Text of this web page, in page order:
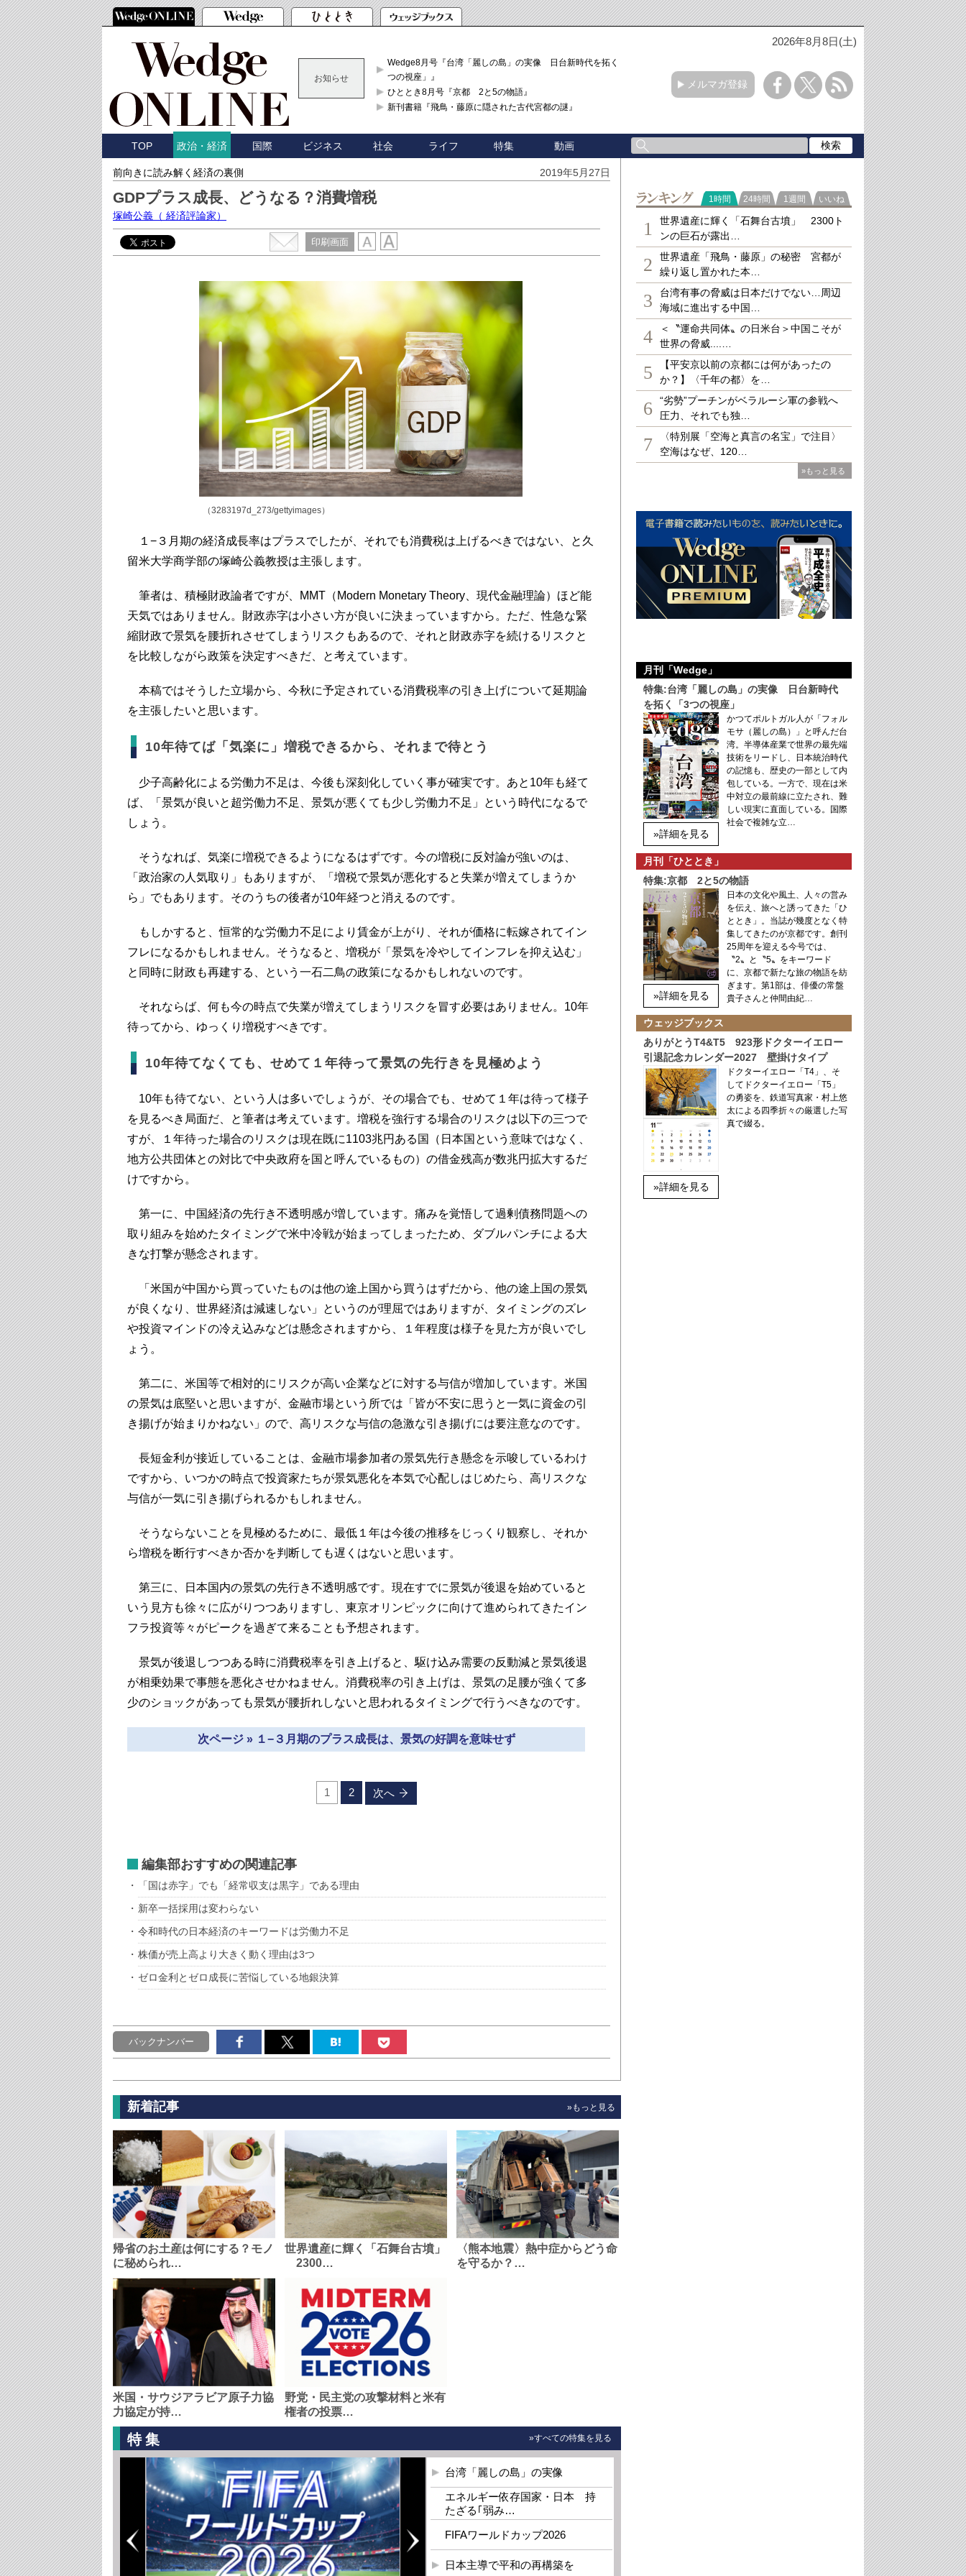
2026年8月8日(土)
お知らせ
Wedge8月号『台湾「麗しの島」の実像 日台新時代を拓く「3
つの視座」』
ひととき8月号『京都 2と5の物語』
新刊書籍『飛鳥・藤原に隠された古代宮都の謎』
メルマガ登録
TOP 政治・経済 国際 ビジネス 社会 ライフ 特集 動画
前向きに読み解く経済の裏側 2019年5月27日
GDPプラス成長、どうなる？消費増税
塚崎公義 （ 経済評論家）
印刷画面
（3283197d_273/gettyimages）
１−３月期の経済成長率はプラスでしたが、それでも消費税は上げるべきではない、と久
留米大学商学部の塚崎公義教授は主張します。
筆者は、積極財政論者ですが、MMT（Modern Monetary Theory、現代金融理論）ほど能
天気ではありません。財政赤字は小さい方が良いに決まっていますから。ただ、性急な緊
縮財政で景気を腰折れさせてしまうリスクもあるので、それと財政赤字を続けるリスクと
を比較しながら政策を決定すべきだ、と考えています。
本稿ではそうした立場から、今秋に予定されている消費税率の引き上げについて延期論
を主張したいと思います。
10年待てば「気楽に」増税できるから、それまで待とう
少子高齢化による労働力不足は、今後も深刻化していく事が確実です。あと10年も経て
ば、「景気が良いと超労働力不足、景気が悪くても少し労働力不足」という時代になるで
しょう。
そうなれば、気楽に増税できるようになるはずです。今の増税に反対論が強いのは、
「政治家の人気取り」もありますが、「増税で景気が悪化すると失業が増えてしまうか
ら」でもあります。そのうちの後者が10年経つと消えるのです。
もしかすると、恒常的な労働力不足により賃金が上がり、それが価格に転嫁されてイン
フレになるかもしれません。そうなると、増税が「景気を冷やしてインフレを抑え込む」
と同時に財政も再建する、という一石二鳥の政策になるかもしれないのです。
それならば、何も今の時点で失業が増えてしまうリスクを冒す必要はありません。10年
待ってから、ゆっくり増税すべきです。
10年待てなくても、せめて１年待って景気の先行きを見極めよう
10年も待てない、という人は多いでしょうが、その場合でも、せめて１年は待って様子
を見るべき局面だ、と筆者は考えています。増税を強行する場合のリスクは以下の三つで
すが、１年待った場合のリスクは現在既に1103兆円ある国（日本国という意味ではなく、
地方公共団体との対比で中央政府を国と呼んでいるもの）の借金残高が数兆円拡大するだ
けですから。
第一に、中国経済の先行き不透明感が増しています。痛みを覚悟して過剰債務問題への
取り組みを始めたタイミングで米中冷戦が始まってしまったため、ダブルパンチによる大
きな打撃が懸念されます。
「米国が中国から買っていたものは他の途上国から買うはずだから、他の途上国の景気
が良くなり、世界経済は減速しない」というのが理屈ではありますが、タイミングのズレ
や投資マインドの冷え込みなどは懸念されますから、１年程度は様子を見た方が良いでし
ょう。
第二に、米国等で相対的にリスクが高い企業などに対する与信が増加しています。米国
の景気は底堅いと思いますが、金融市場という所では「皆が不安に思うと一気に資金の引
き揚げが始まりかねない」ので、高リスクな与信の急激な引き揚げには要注意なのです。
長短金利が接近していることは、金融市場参加者の景気先行き懸念を示唆しているわけ
ですから、いつかの時点で投資家たちが景気悪化を本気で心配しはじめたら、高リスクな
与信が一気に引き揚げられるかもしれません。
そうならないことを見極めるために、最低１年は今後の推移をじっくり観察し、それか
ら増税を断行すべきか否かを判断しても遅くはないと思います。
第三に、日本国内の景気の先行き不透明感です。現在すでに景気が後退を始めていると
いう見方も徐々に広がりつつありますし、東京オリンピックに向けて進められてきたイン
フラ投資等々がピークを過ぎて来ることも予想されます。
景気が後退しつつある時に消費税率を引き上げると、駆け込み需要の反動減と景気後退
が相乗効果で事態を悪化させかねません。消費税率の引き上げは、景気の足腰が強くて多
少のショックがあっても景気が腰折れしないと思われるタイミングで行うべきなのです。
次ページ » １−３月期のプラス成長は、景気の好調を意味せず
1 2 次へ
編集部おすすめの関連記事
「国は赤字」でも「経常収支は黒字」である理由
新卒一括採用は変わらない
令和時代の日本経済のキーワードは労働力不足
株価が売上高より大きく動く理由は3つ
ゼロ金利とゼロ成長に苦悩している地銀決算
バックナンバー
新着記事 »もっと見る
帰省のお土産は何にする？モノ
に秘められ…
世界遺産に輝く「石舞台古墳」
2300…
〈熊本地震〉熱中症からどう命
を守るか？…
米国・サウジアラビア原子力協
力協定が持…
野党・民主党の攻撃材料と米有
権者の投票…
特集 »すべての特集を見る
台湾「麗しの島」の実像
エネルギー依存国家・日本 持
たざる｢弱み…
FIFAワールドカップ2026
日本主導で平和の再構築を
ランキング
1時間 24時間 1週間 いいね
1
世界遺産に輝く「石舞台古墳」 2300ト
ンの巨石が露出…
2
世界遺産「飛鳥・藤原」の秘密 宮都が
繰り返し置かれた本…
3
台湾有事の脅威は日本だけでない…周辺
海域に進出する中国…
4
＜〝運命共同体〟の日米台＞中国こそが
世界の脅威....…
5
【平安京以前の京都には何があったの
か？】〈千年の都〉を…
6
“劣勢”プーチンがベラルーシ軍の参戦へ
圧力、それでも独…
7
〈特別展「空海と真言の名宝」で注目〉
空海はなぜ、120…
»もっと見る
月刊「Wedge」
特集:台湾「麗しの島」の実像 日台新時代
を拓く「3つの視座」
»詳細を見る
かつてポルトガル人が「フォル
モサ（麗しの島）」と呼んだ台
湾。半導体産業で世界の最先端
技術をリードし、日本統治時代
の記憶も、歴史の一部として内
包している。一方で、現在は米
中対立の最前線に立たされ、難
しい現実に直面している。国際
社会で複雑な立…
月刊「ひととき」
特集:京都 2と5の物語
»詳細を見る
日本の文化や風土、人々の営み
を伝え、旅へと誘ってきた「ひ
ととき」。当誌が幾度となく特
集してきたのが京都です。創刊
25周年を迎える今号では、
〝2〟と〝5〟をキーワード
に、京都で新たな旅の物語を紡
ぎます。第1部は、俳優の常盤
貴子さんと仲間由紀…
ウェッジブックス
ありがとうT4&T5 923形ドクターイエロー
引退記念カレンダー2027 壁掛けタイプ
»詳細を見る
ドクターイエロー「T4」、そ
してドクターイエロー「T5」
の勇姿を、鉄道写真家・村上悠
太による四季折々の厳選した写
真で綴る。